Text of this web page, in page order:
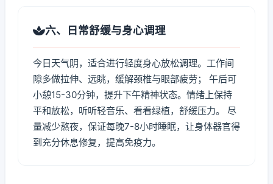
六、日常舒缓与身心调理
今日天气阴，适合进行轻度身心放松调理。工作间
隙多做拉伸、远眺，缓解颈椎与眼部疲劳； 午后可
小憩15-30分钟，提升下午精神状态。情绪上保持
平和放松，听听轻音乐、看看绿植，舒缓压力。 尽
量减少熬夜，保证每晚7-8小时睡眠，让身体器官得
到充分休息修复，提高免疫力。